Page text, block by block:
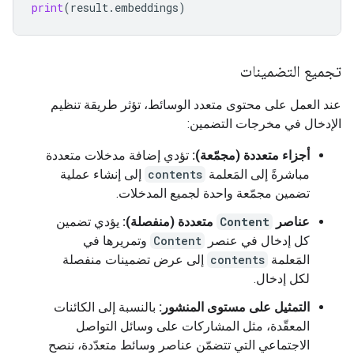
print(result. embeddings)
تجميع التضمينات
عند العمل على محتوى متعدد الوسائط، تؤثر طريقة تنظيم
الإدخال في مخرجات التضمين:
أجزاء متعددة (مجمّعة): تؤدي إضافة مدخلات متعددة
مباشرةً إلى المَعلمة contents إلى إنشاء عملية
تضمين مجمّعة واحدة لجميع المدخلات.
عناصر
Content متعددة (منفصلة): يؤدي تضمين
كل إدخال في عنصر
Content وتمريرها في
المَعلمة contents إلى عرض تضمينات منفصلة
لكل إدخال.
التمثيل على مستوى المنشور: بالنسبة إلى الكائنات
المعقّدة، مثل المشاركات على وسائل التواصل
الاجتماعي التي تتضمّن عناصر وسائط متعدّدة، ننصح